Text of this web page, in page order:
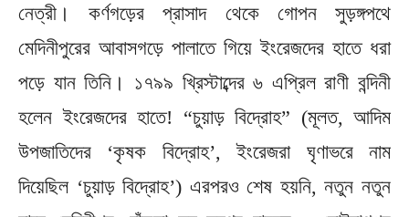
নেত্রী। কর্ণগড়ের প্রাসাদ থেকে গোপন সুড়ঙ্গপথে
মেদিনীপুরের আবাসগড়ে পালাতে গিয়ে ইংরেজদের হাতে ধরা
পড়ে যান তিনি। ১৭৯৯ খ্রিস্টাব্দের ৬ এপ্রিল রাণী বন্দিনী
হলেন ইংরেজদের হাতে! “চুয়াড় বিদ্রোহ” (মূলত, আদিম
উপজাতিদের ‘কৃষক বিদ্রোহ’, ইংরেজরা ঘৃণাভরে নাম
দিয়েছিল ‘চুয়াড় বিদ্রোহ’) এরপরও শেষ হয়নি, নতুন নতুন